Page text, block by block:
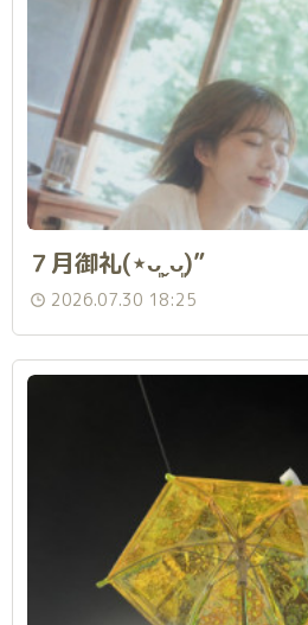
７月御礼(⋆ᴗ͈ˬᴗ͈)”
2026.07.30 18:25